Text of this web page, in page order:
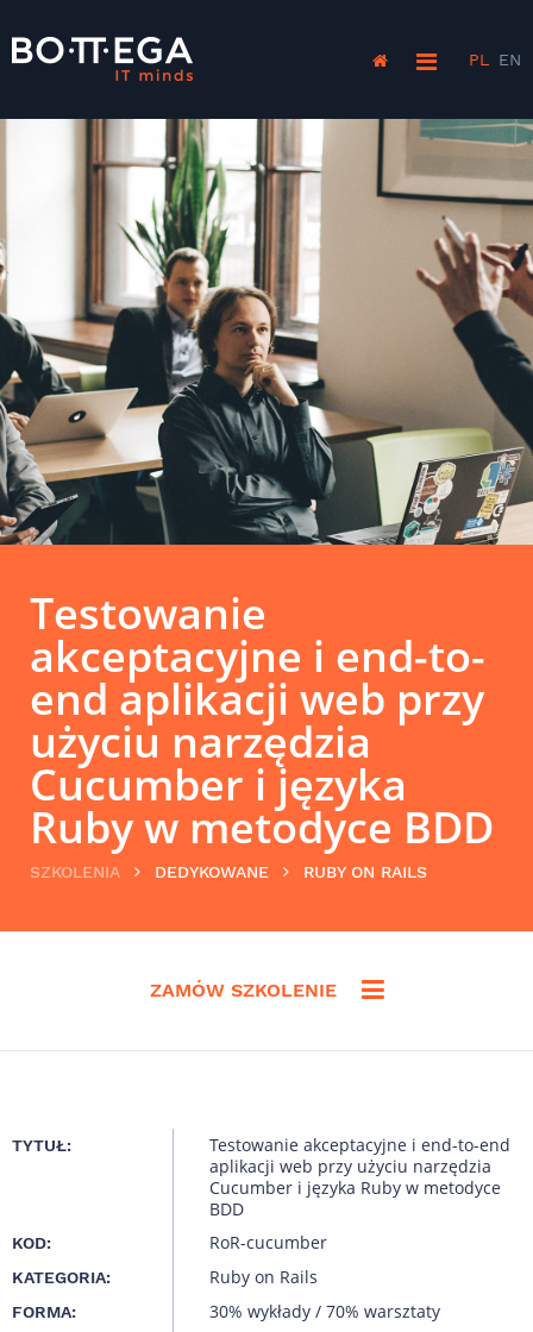
PL EN
Testowanie
akceptacyjne i end-to-
end aplikacji web przy
użyciu narzędzia
Cucumber i języka
Ruby w metodyce BDD
SZKOLENIA DEDYKOWANE RUBY ON RAILS
ZAMÓW SZKOLENIE
TYTUŁ:
Testowanie akceptacyjne i end-to-end
aplikacji web przy użyciu narzędzia
Cucumber i języka Ruby w metodyce
BDD
KOD: RoR-cucumber
KATEGORIA: Ruby on Rails
FORMA: 30% wykłady / 70% warsztaty